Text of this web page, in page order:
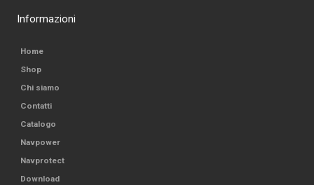
Informazioni
Home
Shop
Chi siamo
Contatti
Catalogo
Navpower
Navprotect
Download